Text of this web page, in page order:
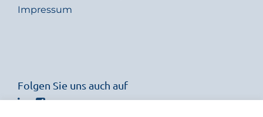
Impressum
Folgen Sie uns auch auf